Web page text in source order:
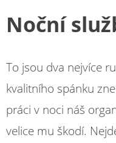
Noční
To jsou dva nejvíce
kvalitního spánku
práci v noci náš
velice mu škodí.